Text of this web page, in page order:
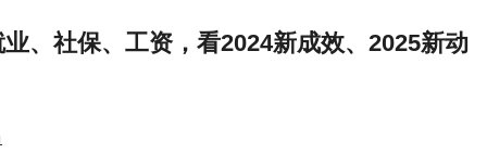
、社保、工资，看2024新成效、2025新动